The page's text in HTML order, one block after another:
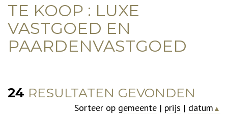
TE KOOP : LUXE
VASTGOED EN
PAARDENVASTGOED
24 RESULTATEN GEVONDEN
Sorteer op gemeente | prijs | datum ▲